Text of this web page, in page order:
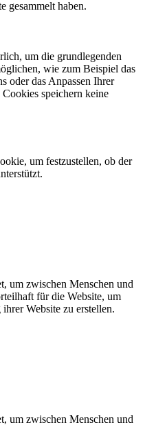
gesammelt haben.
um die grundlegenden
wie zum Beispiel das
oder das Anpassen Ihrer
speichern keine
um festzustellen, ob der
um zwischen Menschen und
für die Website, um
Website zu erstellen.
um zwischen Menschen und